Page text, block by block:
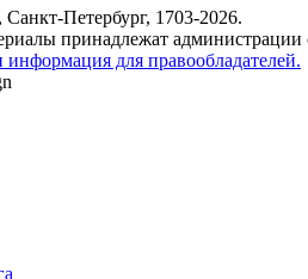
Петербург, 1703-2026.
принадлежат администрации
для правообладателей.